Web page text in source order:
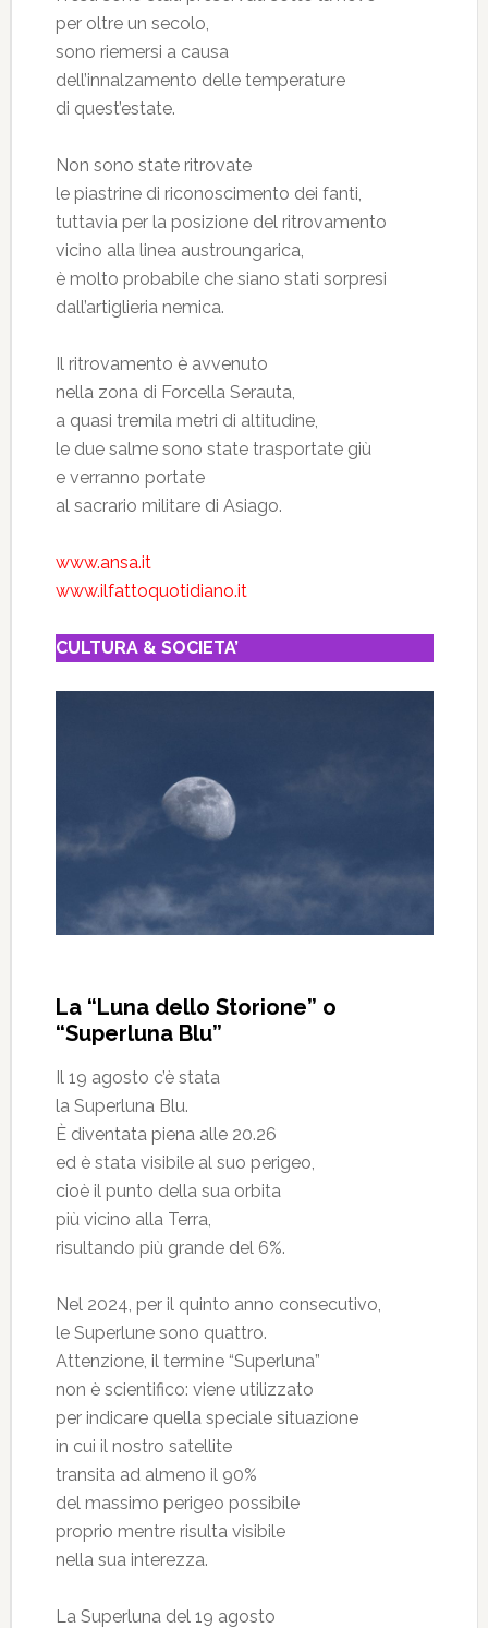
per oltre un secolo,
sono riemersi a causa
dell’innalzamento delle temperature
di quest’estate.
Non sono state ritrovate
le piastrine di riconoscimento dei fanti,
tuttavia per la posizione del ritrovamento
vicino alla linea austroungarica,
è molto probabile che siano stati sorpresi
dall’artiglieria nemica.
Il ritrovamento è avvenuto
nella zona di Forcella Serauta,
a quasi tremila metri di altitudine,
le due salme sono state trasportate giù
e verranno portate
al sacrario militare di Asiago.
www.ansa.it
www.ilfattoquotidiano.it
CULTURA & SOCIETA’
La “Luna dello Storione” o
“Superluna Blu”
Il 19 agosto c’è stata
la Superluna Blu.
È diventata piena alle 20.26
ed è stata visibile al suo perigeo,
cioè il punto della sua orbita
più vicino alla Terra,
risultando più grande del 6%.
Nel 2024, per il quinto anno consecutivo,
le Superlune sono quattro.
Attenzione, il termine “Superluna”
non è scientifico: viene utilizzato
per indicare quella speciale situazione
in cui il nostro satellite
transita ad almeno il 90%
del massimo perigeo possibile
proprio mentre risulta visibile
nella sua interezza.
La Superluna del 19 agosto